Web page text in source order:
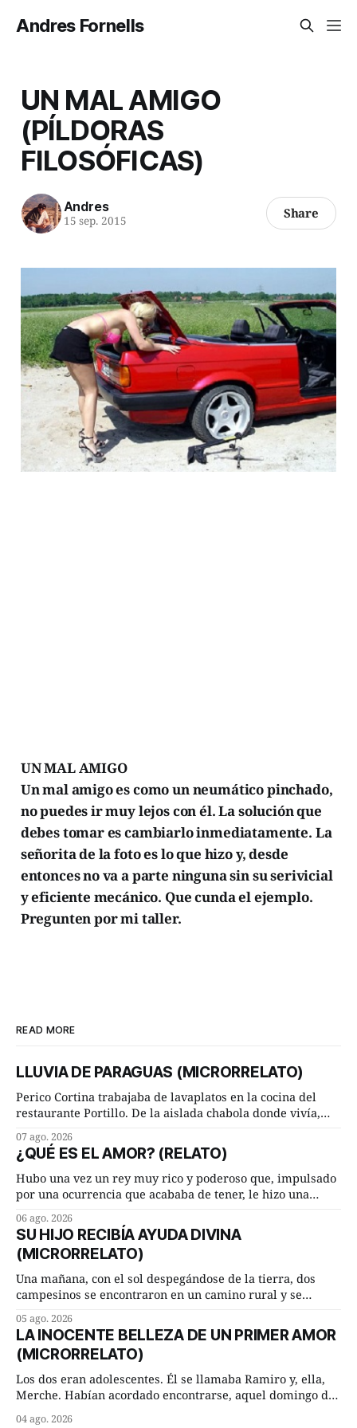
Andres Fornells
UN MAL AMIGO
(PÍLDORAS
FILOSÓFICAS)
Andres
15 sep. 2015 Share
UN MAL AMIGO
Un mal amigo es como un neumático pinchado,
no puedes ir muy lejos con él. La solución que
debes tomar es cambiarlo inmediatamente. La
señorita de la foto es lo que hizo y, desde
entonces no va a parte ninguna sin su serivicial
y eficiente mecánico. Que cunda el ejemplo.
Pregunten por mi taller.
READ MORE
LLUVIA DE PARAGUAS (MICRORRELATO)
Perico Cortina trabajaba de lavaplatos en la cocina del
restaurante Portillo. De la aislada chabola donde vivía,
cuarto de hora andando a buen paso. Cierta noche,
terminada su jornada laboral caminaba él hacía su mísera
morada cundo comenzó a llover
07 ago. 2026
¿QUÉ ES EL AMOR? (RELATO)
Hubo una vez un rey muy rico y poderoso que, impulsado
por una ocurrencia que acababa de tener, le hizo una
Dime, hombre sabio, ¿qué es el amor según tú? Su
consejero, que era muy prudente y astuto le respondió de
inmediato:
06 ago. 2026
SU HIJO RECIBÍA AYUDA DIVINA
(MICRORRELATO)
Una mañana, con el sol despegándose de la tierra, dos
campesinos se encontraron en un camino rural y se
remolachas, Manuel? —quiso saber uno. —Eso acabo de
hacer, Paco. ¿Cómo va ese maíz tuyo? --se interesó el otro.
—De momento mejor
05 ago. 2026
LA INOCENTE BELLEZA DE UN PRIMER AMOR
(MICRORRELATO)
Los dos eran adolescentes. Él se llamaba Ramiro y, ella,
Merche. Habían acordado encontrarse, aquel domingo de
04 ago. 2026